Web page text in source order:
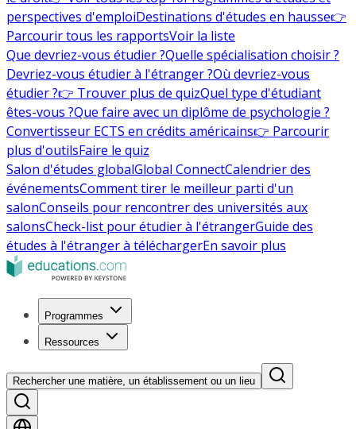
perspectives d'emploiDestinations d'études en hausse👉
Parcourir tous les rapportsVoir la liste
Que devriez-vous étudier ?Quelle spécialisation choisir ?
Devriez-vous étudier à l'étranger ?Où devriez-vous
étudier ?👉 Trouver plus de quizQuel type d'étudiant
êtes-vous ?Que faire avec un diplôme de psychologie ?
Convertisseur ECTS en crédits américains👉 Parcourir
plus d'outilsFaire le quiz
Salon d'études globalGlobal ConnectCalendrier des
événementsComment tirer le meilleur parti d'un
salonConseils pour rencontrer des universités aux
salonsCheck-list pour étudier à l'étrangerGuide des
études à l'étranger à téléchargerEn savoir plus
Programmes
Ressources
Rechercher une matière, un établissement ou un lieu